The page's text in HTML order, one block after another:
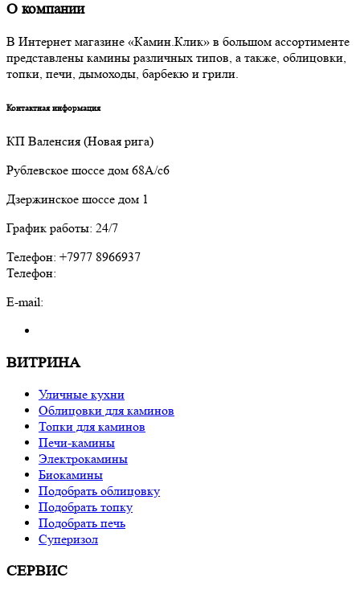
О компании
В Интернет магазине «Камин.Клик» в большом ассортименте
представлены камины различных типов, а также, облицовки,
топки, печи, дымоходы, барбекю и грили.
Контактная информация
КП Валенсия (Новая рига)
Рублевское шоссе дом 68А/с6
Дзержинское шоссе дом 1
График работы: 24/7
Телефон: +7977 8966937
Телефон:
E-mail:
ВИТРИНА
Уличные кухни
Облицовки для каминов
Топки для каминов
Печи-камины
Электрокамины
Биокамины
Подобрать облицовку
Подобрать топку
Подобрать печь
Суперизол
СЕРВИС